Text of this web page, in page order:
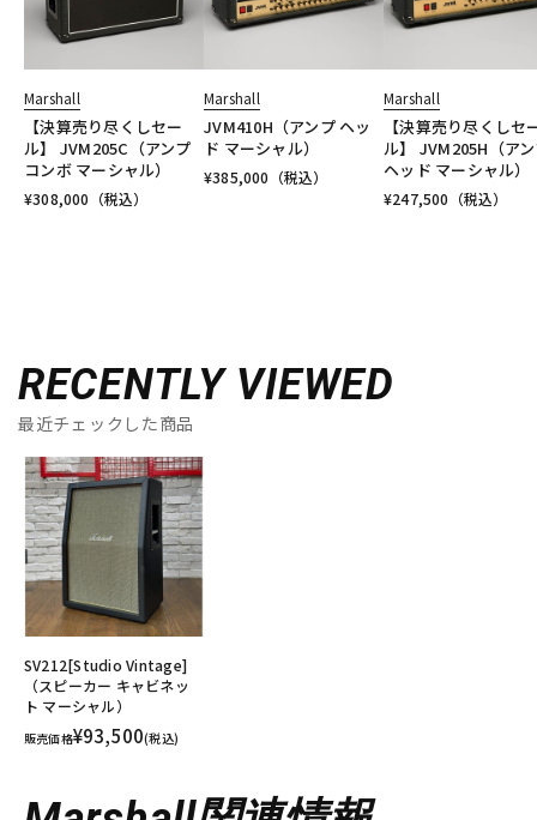
Marshall
【決算売り尽くしセー
ル】 JVM205C（アンプ
コンボ マーシャル）
¥308,000 （税込）
Marshall
JVM410H（アンプ ヘッ
ド マーシャル）
¥385,000 （税込）
Marshall
【決算売り尽くしセ
ル】 JVM205H（ア
ヘッド マーシャル）
¥247,500 （税込）
RECENTLY VIEWED
最近チェックした商品
SV212[Studio Vintage]
（スピーカー キャビネッ
ト マーシャル）
販売価格¥93,500(税込)